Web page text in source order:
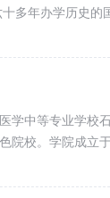
多年办学历史
学中等专业学
院校。学院成立